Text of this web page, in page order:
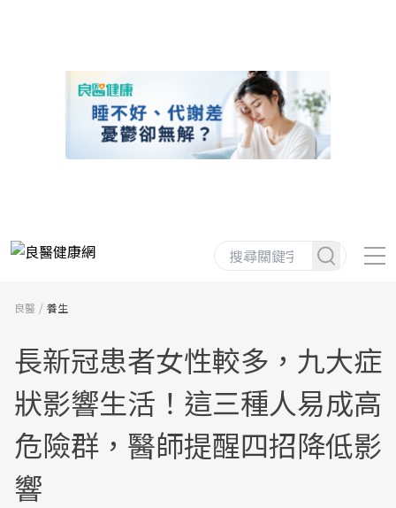
良醫 養生
長新冠患者女性較多，九大症
狀影響生活！這三種人易成高
危險群，醫師提醒四招降低影
響